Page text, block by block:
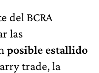
del BCRA
las
posible estallido
trade, la